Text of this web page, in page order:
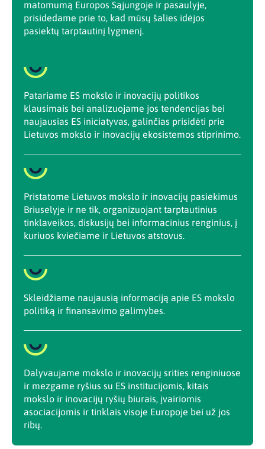
matomumą Europos Sąjungoje ir pasaulyje,
prisidedame prie to, kad mūsų šalies idėjos
pasiektų tarptautinį lygmenį.
Patariame ES mokslo ir inovacijų politikos
klausimais bei analizuojame jos tendencijas bei
naujausias ES iniciatyvas, galinčias prisidėti prie
Lietuvos mokslo ir inovacijų ekosistemos stiprinimo.
Pristatome Lietuvos mokslo ir inovacijų pasiekimus
Briuselyje ir ne tik, organizuojant tarptautinius
tinklaveikos, diskusijų bei informacinius renginius, į
kuriuos kviečiame ir Lietuvos atstovus.
Skleidžiame naujausią informaciją apie ES mokslo
politiką ir finansavimo galimybes.
Dalyvaujame mokslo ir inovacijų srities renginiuose
ir mezgame ryšius su ES institucijomis, kitais
mokslo ir inovacijų ryšių biurais, įvairiomis
asociacijomis ir tinklais visoje Europoje bei už jos
ribų.